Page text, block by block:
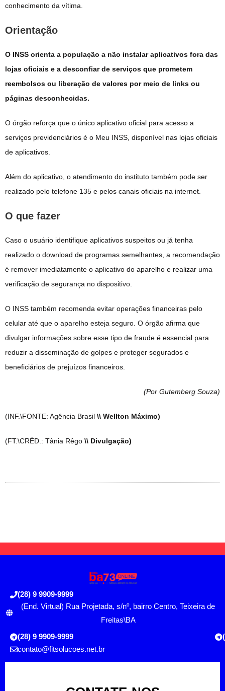
conhecimento da vítima.
Orientação
O INSS orienta a população a não instalar aplicativos fora das
lojas oficiais e a desconfiar de serviços que prometem
reembolsos ou liberação de valores por meio de links ou
páginas desconhecidas.
O órgão reforça que o único aplicativo oficial para acesso a
serviços previdenciários é o Meu INSS, disponível nas lojas oficiais
de aplicativos.
Além do aplicativo, o atendimento do instituto também pode ser
realizado pelo telefone 135 e pelos canais oficiais na internet.
O que fazer
Caso o usuário identifique aplicativos suspeitos ou já tenha
realizado o download de programas semelhantes, a recomendação
é remover imediatamente o aplicativo do aparelho e realizar uma
verificação de segurança no dispositivo.
O INSS também recomenda evitar operações financeiras pelo
celular até que o aparelho esteja seguro. O órgão afirma que
divulgar informações sobre esse tipo de fraude é essencial para
reduzir a disseminação de golpes e proteger segurados e
beneficiários de prejuízos financeiros.
(Por Gutemberg Souza)
(INF.\FONTE: Agência Brasil \\ Wellton Máximo)
(FT.\CRÉD.: Tânia Rêgo \\ Divulgação)
(28) 9 9909-9999
(End. Virtual) Rua Projetada, s/nº, bairro Centro, Teixeira de
Freitas\BA
(28) 9 9909-9999
contato@fitsolucoes.net.br